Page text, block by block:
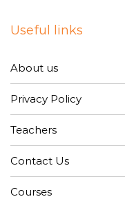
Useful links
About us
Privacy Policy
Teachers
Contact Us
Courses